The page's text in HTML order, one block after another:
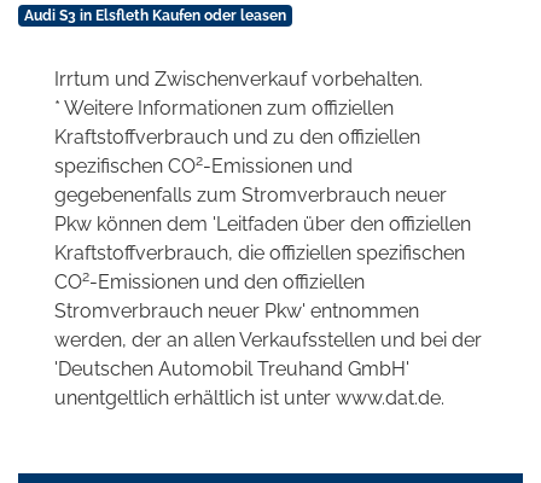
Audi S3 in Elsfleth Kaufen oder leasen
Irrtum und Zwischenverkauf vorbehalten.
* Weitere Informationen zum offiziellen
Kraftstoffverbrauch und zu den offiziellen
spezifischen CO2-Emissionen und
gegebenenfalls zum Stromverbrauch neuer
Pkw können dem 'Leitfaden über den offiziellen
Kraftstoffverbrauch, die offiziellen spezifischen
CO2-Emissionen und den offiziellen
Stromverbrauch neuer Pkw' entnommen
werden, der an allen Verkaufsstellen und bei der
'Deutschen Automobil Treuhand GmbH'
unentgeltlich erhältlich ist unter www.dat.de.